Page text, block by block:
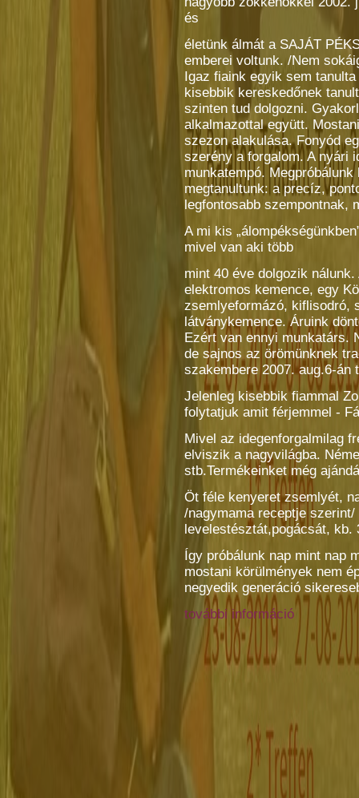
és
életünk álmát a SAJÁT
emberei voltunk. /Nem
Igaz fiaink egyik sem
kisebbik kereskedőnek
szinten tud dolgozni.
alkalmazottal együtt.
szezon alakulása. Fonyód
szerény a forgalom. A nyári
munkatempó.
megtanultunk: a precíz,
legfontosabb szempontnak,
A mi kis
mivel van aki több
mint 40 éve dolgozik
elektromos kemence, egy
zsemlyeformázó, kiflisodró,
látványkemence. Áruink
Ezért van ennyi munkatárs.
de sajnos az örömünknek
szakembere 2007. aug.6-án
Jelenleg kisebbik fiammal
folytatjuk amit férjemmel -
Mivel az idegenforgalmilag
elviszik a nagyvilágba.
stb.Termékeinket még
Öt féle kenyeret zsemlyét,
/nagymama receptje
levelestésztát,pogácsát,
Így próbálunk nap mint nap
mostani körülmények nem
negyedik generáció
további információ